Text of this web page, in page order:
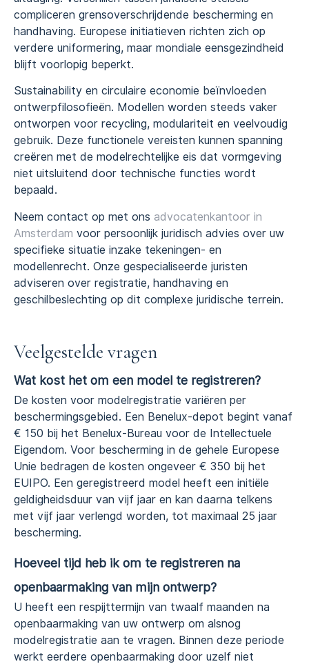
compliceren grensoverschrijdende bescherming en
handhaving. Europese initiatieven richten zich op
verdere uniformering, maar mondiale eensgezindheid
blijft voorlopig beperkt.
Sustainability en circulaire economie beïnvloeden
ontwerpfilosofieën. Modellen worden steeds vaker
ontworpen voor recycling, modulariteit en veelvoudig
gebruik. Deze functionele vereisten kunnen spanning
creëren met de modelrechtelijke eis dat vormgeving
niet uitsluitend door technische functies wordt
bepaald.
Neem contact op met ons advocatenkantoor in
Amsterdam voor persoonlijk juridisch advies over uw
specifieke situatie inzake tekeningen- en
modellenrecht. Onze gespecialiseerde juristen
adviseren over registratie, handhaving en
geschilbeslechting op dit complexe juridische terrein.
Veelgestelde vragen
Wat kost het om een model te registreren?
De kosten voor modelregistratie variëren per
beschermingsgebied. Een Benelux-depot begint vanaf
€ 150 bij het Benelux-Bureau voor de Intellectuele
Eigendom. Voor bescherming in de gehele Europese
Unie bedragen de kosten ongeveer € 350 bij het
EUIPO. Een geregistreerd model heeft een initiële
geldigheidsduur van vijf jaar en kan daarna telkens
met vijf jaar verlengd worden, tot maximaal 25 jaar
bescherming.
Hoeveel tijd heb ik om te registreren na
openbaarmaking van mijn ontwerp?
U heeft een respijttermijn van twaalf maanden na
openbaarmaking van uw ontwerp om alsnog
modelregistratie aan te vragen. Binnen deze periode
werkt eerdere openbaarmaking door uzelf niet